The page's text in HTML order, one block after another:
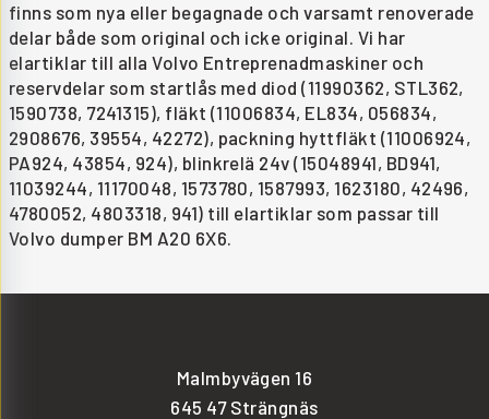
finns som nya eller begagnade och varsamt renoverade
delar både som original och icke original. Vi har
elartiklar till alla Volvo Entreprenadmaskiner och
reservdelar som startlås med diod (11990362, STL362,
1590738, 7241315), fläkt (11006834, EL834, 056834,
2908676, 39554, 42272), packning hyttfläkt (11006924,
PA924, 43854, 924), blinkrelä 24v (15048941, BD941,
11039244, 11170048, 1573780, 1587993, 1623180, 42496,
4780052, 4803318, 941) till elartiklar som passar till
Volvo dumper BM A20 6X6.
Malmbyvägen 16
645 47 Strängnäs